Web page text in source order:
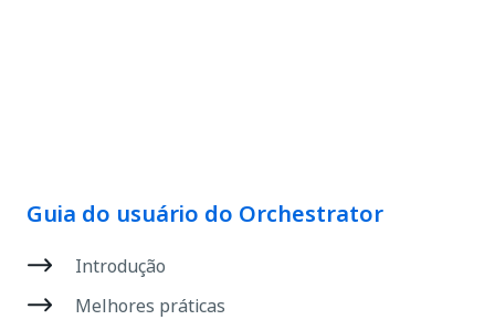
Guia do usuário do Orchestrator
Introdução
Melhores práticas